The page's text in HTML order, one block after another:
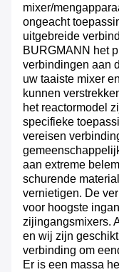
mixer/
ongeacht
uitgebreide
BURGMANN het
verbindingen aan
uw taaiste mixer
kunnen
het reactormodel
specifieke
vereisen
aan extreme
schurende
vernietigen. De
voor hoogste
zijingangsmixers.
en wij zijn
verbinding om
Er is een massa